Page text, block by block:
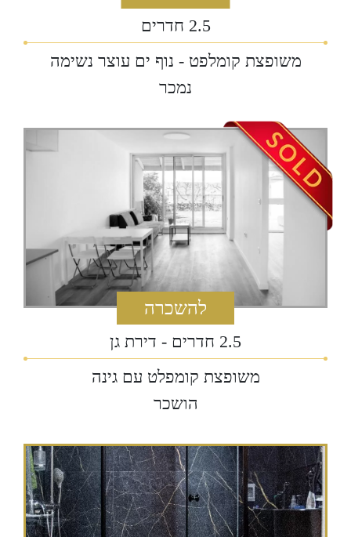
2.5 חדרים
משופצת קומלפט - נוף ים עוצר נשימה
‏נמכר
להשכרה
2.5 חדרים - דירת גן
משופצת קומפלט עם גינה
‏הושכר